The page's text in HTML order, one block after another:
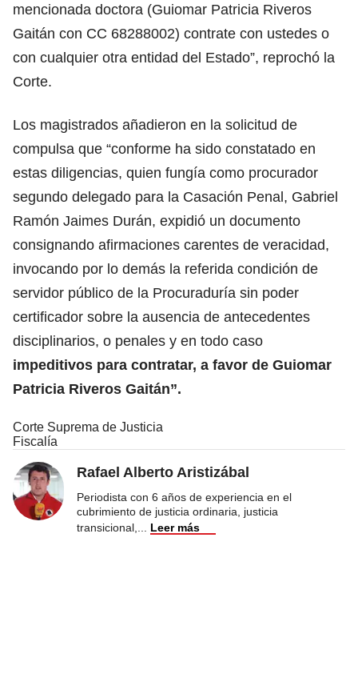
mencionada doctora (Guiomar Patricia Riveros
Gaitán con CC 68288002) contrate con ustedes o
con cualquier otra entidad del Estado”, reprochó la
Corte.
Los magistrados añadieron en la solicitud de
compulsa que “conforme ha sido constatado en
estas diligencias, quien fungía como procurador
segundo delegado para la Casación Penal, Gabriel
Ramón Jaimes Durán, expidió un documento
consignando afirmaciones carentes de veracidad,
invocando por lo demás la referida condición de
servidor público de la Procuraduría sin poder
certificador sobre la ausencia de antecedentes
disciplinarios, o penales y en todo caso
impeditivos para contratar, a favor de Guiomar
Patricia Riveros Gaitán”.
Corte Suprema de Justicia
Fiscalía
Rafael Alberto Aristizábal
Periodista con 6 años de experiencia en el
cubrimiento de justicia ordinaria, justicia
transicional,
Leer más